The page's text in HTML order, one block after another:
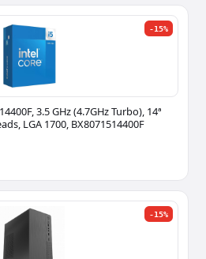
-15%
3.5 GHz (4.7GHz Turbo), 14ª
LGA 1700, BX8071514400F
-15%